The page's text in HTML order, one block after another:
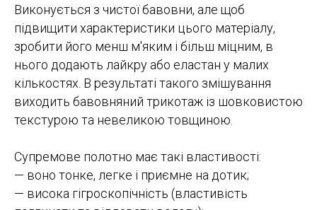
Виконується з чистої бавовни, але щоб
підвищити характеристики цього матеріалу,
зробити його менш м'яким і більш міцним, в
нього додають лайкру або еластан у малих
кількостях. В результаті такого змішування
виходить бавовняний трикотаж із шовковистою
текстурою та невеликою товщиною.
Супремове полотно має такі властивості:
— воно тонке, легке і приємне на дотик;
— висока гігроскопічність (властивість